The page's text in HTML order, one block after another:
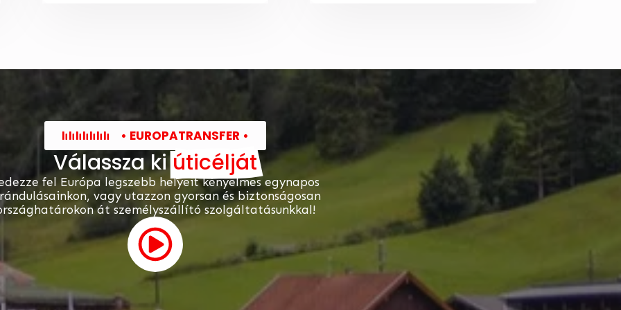
• EUROPATRANSFER •
Válassza ki úticélját
fel Európa legszebb helyeit kényelmes egynapos
vagy utazzon gyorsan és biztonságosan
át személyszállító szolgáltatásunkkal!